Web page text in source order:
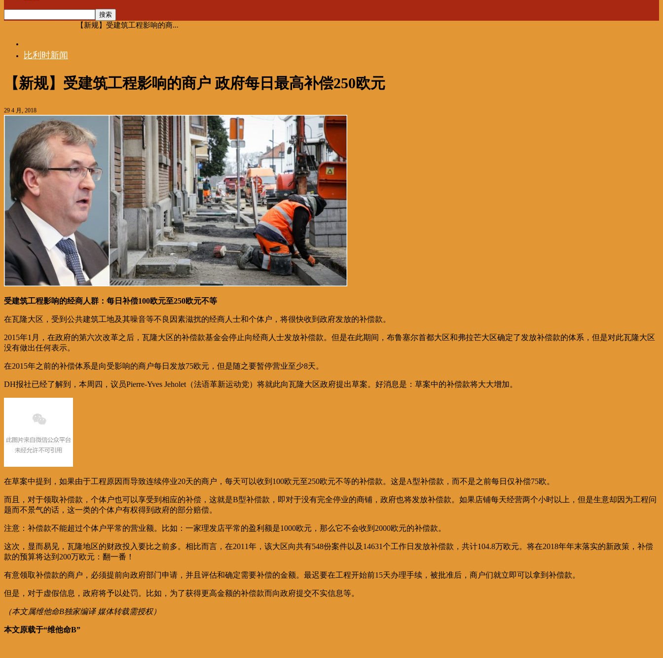
【新规】受建筑工程影响的商...
比利时新闻
【新规】受建筑工程影响的商户 政府每日最高补偿250欧元
29 4 月, 2018
受建筑工程影响的经商人群：每日补偿100欧元至250欧元不等
在瓦隆大区，受到公共建筑工地及其噪音等不良因素滋扰的经商人士和个体户，将很快收到政府发放的补偿款。
2015年1月，在政府的第六次改革之后，瓦隆大区的补偿款基金会停止向经商人士发放补偿款。但是在此期间，布鲁塞尔首都大区和弗拉芒大区确定了发放补偿款的体系，但是对此瓦隆大区
没有做出任何表示。
在2015年之前的补偿体系是向受影响的商户每日发放75欧元，但是随之要暂停营业至少8天。
DH报社已经了解到，本周四，议员Pierre-Yves Jeholet（法语革新运动党）将就此向瓦隆大区政府提出草案。好消息是：草案中的补偿款将大大增加。
在草案中提到，如果由于工程原因而导致连续停业20天的商户，每天可以收到100欧元至250欧元不等的补偿款。这是A型补偿款，而不是之前每日仅补偿75欧。
而且，对于领取补偿款，个体户也可以享受到相应的补偿，这就是B型补偿款，即对于没有完全停业的商铺，政府也将发放补偿款。如果店铺每天经营两个小时以上，但是生意却因为工程问
题而不景气的话，这一类的个体户有权得到政府的部分赔偿。
注意：补偿款不能超过个体户平常的营业额。比如：一家理发店平常的盈利额是1000欧元，那么它不会收到2000欧元的补偿款。
这次，显而易见，瓦隆地区的财政投入要比之前多。相比而言，在2011年，该大区向共有548份案件以及14631个工作日发放补偿款，共计104.8万欧元。将在2018年年末落实的新政策，补偿
款的预算将达到200万欧元：翻一番！
有意领取补偿款的商户，必须提前向政府部门申请，并且评估和确定需要补偿的金额。最迟要在工程开始前15天办理手续，被批准后，商户们就立即可以拿到补偿款。
但是，对于虚假信息，政府将予以处罚。比如，为了获得更高金额的补偿款而向政府提交不实信息等。
（本文属维他命B独家编译 媒体转载需授权）
本文原载于“维他命B”